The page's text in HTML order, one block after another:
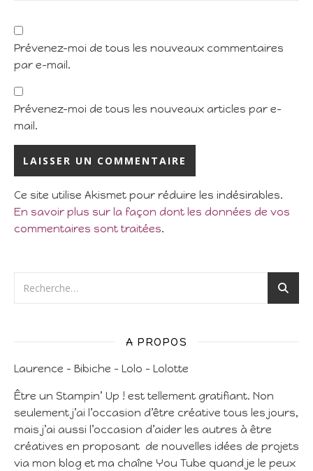
Prévenez-moi de tous les nouveaux commentaires
par e-mail.
Prévenez-moi de tous les nouveaux articles par e-
mail.
Ce site utilise Akismet pour réduire les indésirables.
En savoir plus sur la façon dont les données de vos
commentaires sont traitées.
A PROPOS
Laurence – Bibiche – Lolo – Lolotte
Être un Stampin’ Up ! est tellement gratifiant. Non
seulement j’ai l’occasion d’être créative tous les jours,
mais j’ai aussi l’occasion d’aider les autres à être
créatives en proposant de nouvelles idées de projets
via mon blog et ma chaîne You Tube quand je le peux